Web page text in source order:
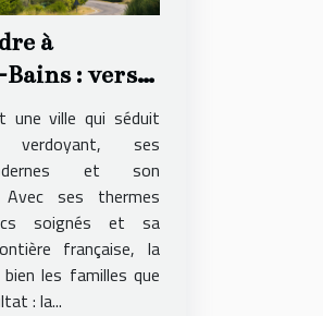
à
: vers
se tourner ?
une ville qui séduit
ses
et son
Avec ses thermes
soignés et sa
française, la
les familles que
: la...